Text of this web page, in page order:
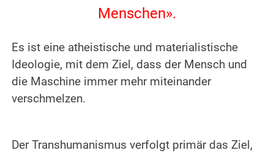
Menschen».
Es ist eine atheistische und materialistische
Ideologie, mit dem Ziel, dass der Mensch und
die Maschine immer mehr miteinander
verschmelzen.
Der Transhumanismus verfolgt primär das Ziel,